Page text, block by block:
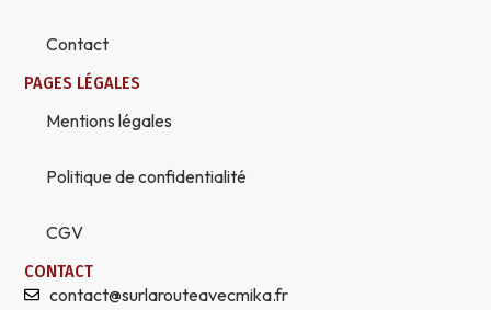
Contact
PAGES LÉGALES
Mentions légales
Politique de confidentialité
CGV
CONTACT
contact@surlarouteavecmika.fr